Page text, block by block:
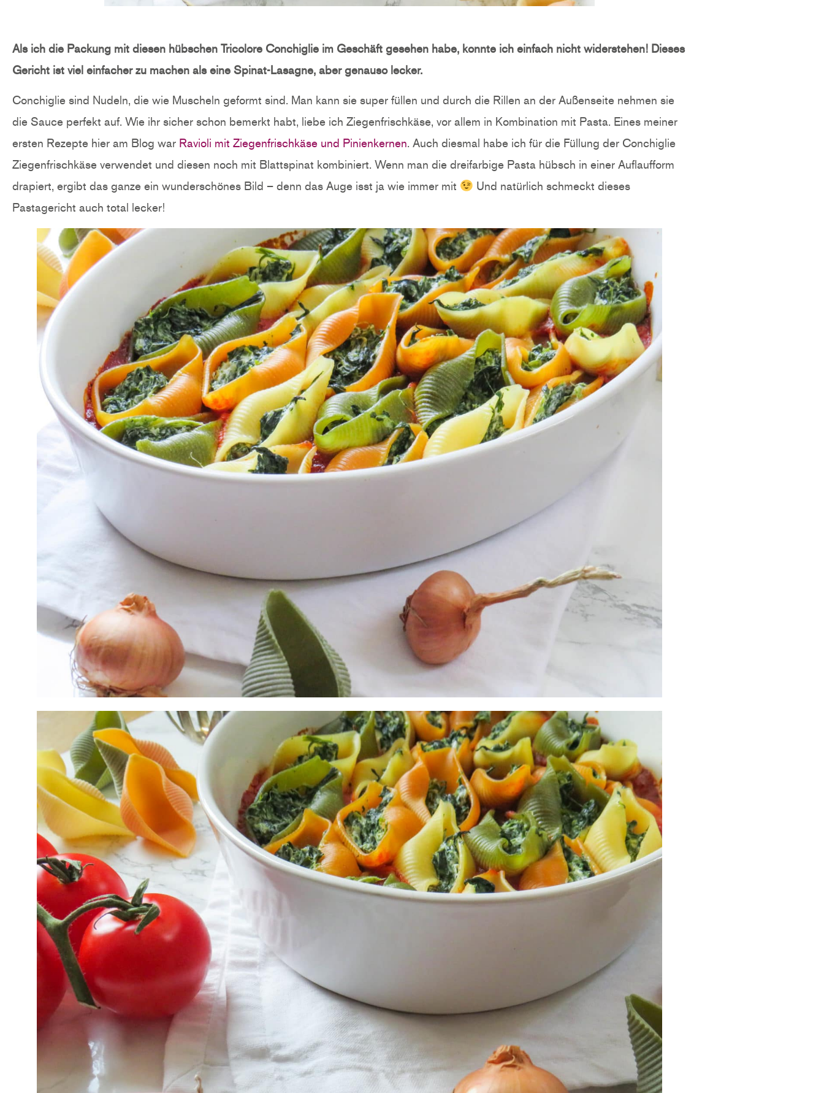
Als ich die Packung mit diesen hübschen Tricolore Conchiglie im Geschäft gesehen habe, konnte ich einfach nicht widerstehen! Dieses
Gericht ist viel einfacher zu machen als eine Spinat-Lasagne, aber genauso lecker.
Conchiglie sind Nudeln, die wie Muscheln geformt sind. Man kann sie super füllen und durch die Rillen an der Außenseite nehmen sie
die Sauce perfekt auf. Wie ihr sicher schon bemerkt habt, liebe ich Ziegenfrischkäse, vor allem in Kombination mit Pasta. Eines meiner
ersten Rezepte hier am Blog war Ravioli mit Ziegenfrischkäse und Pinienkernen. Auch diesmal habe ich für die Füllung der Conchiglie
Ziegenfrischkäse verwendet und diesen noch mit Blattspinat kombiniert. Wenn man die dreifarbige Pasta hübsch in einer Auflaufform
drapiert, ergibt das ganze ein wunderschönes Bild – denn das Auge isst ja wie immer mit
Und natürlich schmeckt dieses
Pastagericht auch total lecker!